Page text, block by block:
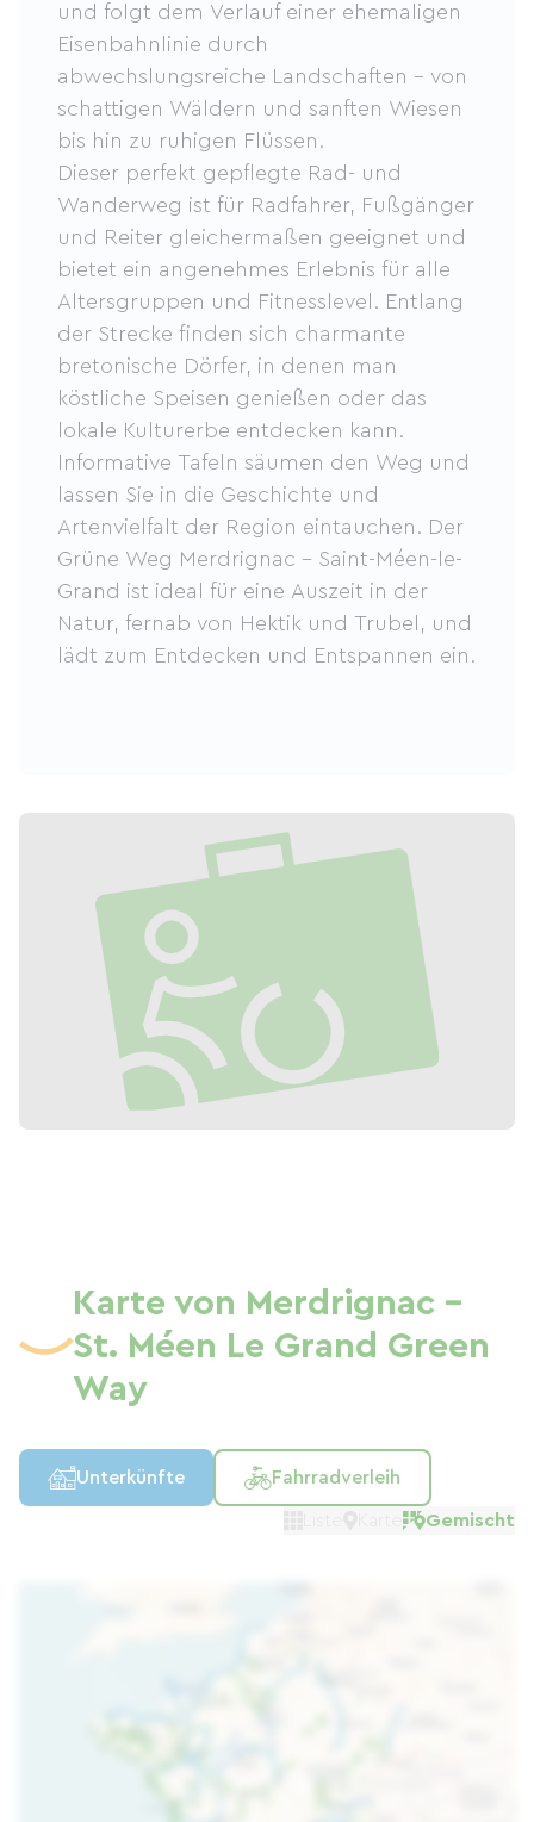
und folgt dem Verlauf einer ehemaligen
Eisenbahnlinie durch
abwechslungsreiche Landschaften – von
schattigen Wäldern und sanften Wiesen
bis hin zu ruhigen Flüssen.
Dieser perfekt gepflegte Rad- und
Wanderweg ist für Radfahrer, Fußgänger
und Reiter gleichermaßen geeignet und
bietet ein angenehmes Erlebnis für alle
Altersgruppen und Fitnesslevel. Entlang
der Strecke finden sich charmante
bretonische Dörfer, in denen man
köstliche Speisen genießen oder das
lokale Kulturerbe entdecken kann.
Informative Tafeln säumen den Weg und
lassen Sie in die Geschichte und
Artenvielfalt der Region eintauchen. Der
Grüne Weg Merdrignac – Saint-Méen-le-
Grand ist ideal für eine Auszeit in der
Natur, fernab von Hektik und Trubel, und
lädt zum Entdecken und Entspannen ein.
Karte von Merdrignac –
St. Méen Le Grand Green
Way
Unterkünfte Fahrradverleih
Gemischt